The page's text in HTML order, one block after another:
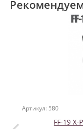
Артикул: 580
FF-19